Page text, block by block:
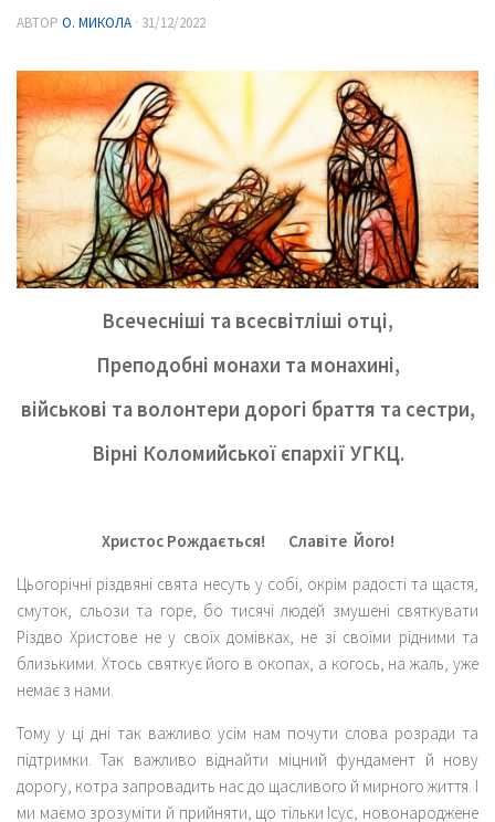
АВТОР О. МИКОЛА · 31/12/2022
Всечесніші та всесвітліші отці,
Преподобні монахи та монахині,
військові та волонтери дорогі браття та сестри,
Вірні Коломийської єпархії УГКЦ.
Христос Рождається! Славіте Його!
Цьогорічні різдвяні свята несуть у собі, окрім радості та щастя,
смуток, сльози та горе, бо тисячі людей змушені святкувати
Різдво Христове не у своїх домівках, не зі своїми рідними та
близькими. Хтось святкує його в окопах, а когось, на жаль, уже
немає з нами.
Тому у ці дні так важливо усім нам почути слова розради та
підтримки. Так важливо віднайти міцний фундамент й нову
дорогу, котра запровадить нас до щасливого й мирного життя. І
ми маємо зрозуміти й прийняти, що тільки Ісус, новонароджене